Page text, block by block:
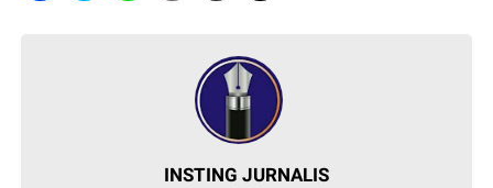
INSTING JURNALIS